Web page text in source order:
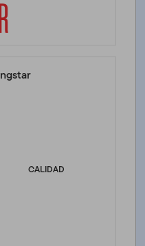
title-sr-fixed]
CALIDAD